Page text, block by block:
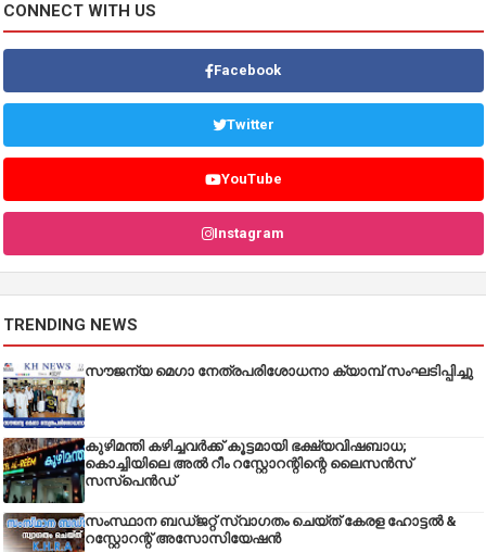
CONNECT WITH US
Facebook
Twitter
YouTube
Instagram
TRENDING NEWS
സൗജന്യ മെഗാ നേത്രപരിശോധനാ ക്യാമ്പ് സംഘടിപ്പിച്ചു
കുഴിമന്തി കഴിച്ചവർക്ക് കൂട്ടമായി ഭക്ഷ്യവിഷബാധ;
കൊച്ചിയിലെ അൽ റീം റസ്റ്റോറന്റിന്റെ ലൈസൻസ്
സസ്പെൻഡ്
സംസ്ഥാന ബഡ്‌ജറ്റ് സ്വാഗതം ചെയ്ത് കേരള ഹോട്ടൽ &
റസ്റ്റോറന്റ് അസോസിയേഷൻ